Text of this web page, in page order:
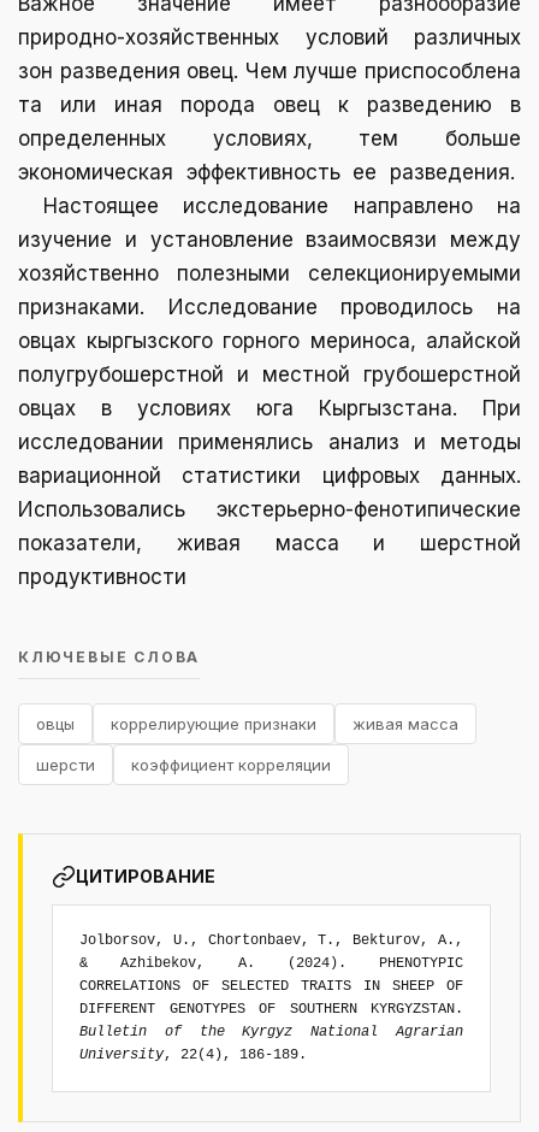
природно-хозяйственных условий различных
зон разведения овец. Чем лучше приспособлена
та или иная порода овец к разведению в
определенных условиях, тем больше
экономическая эффективность ее разведения.
Настоящее исследование направлено на
изучение и установление взаимосвязи между
хозяйственно полезными селекционируемыми
признаками. Исследование проводилось на
овцах кыргызского горного мериноса, алайской
полугрубошерстной и местной грубошерстной
овцах в условиях юга Кыргызстана. При
исследовании применялись анализ и методы
вариационной статистики цифровых данных.
Использовались экстерьерно-фенотипические
показатели, живая масса и шерстной
продуктивности
КЛЮЧЕВЫЕ СЛОВА
овцы коррелирующие признаки живая масса
шерсти коэффициент корреляции
ЦИТИРОВАНИЕ
Jolborsov, U., Chortonbaev, T., Bekturov, A.,
& Azhibekov, A. (2024). PHENOTYPIC
CORRELATIONS OF SELECTED TRAITS IN SHEEP OF
DIFFERENT GENOTYPES OF SOUTHERN KYRGYZSTAN.
Bulletin of the Kyrgyz National Agrarian
University, 22(4), 186-189.